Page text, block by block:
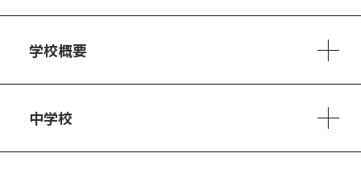
学校概要
中学校